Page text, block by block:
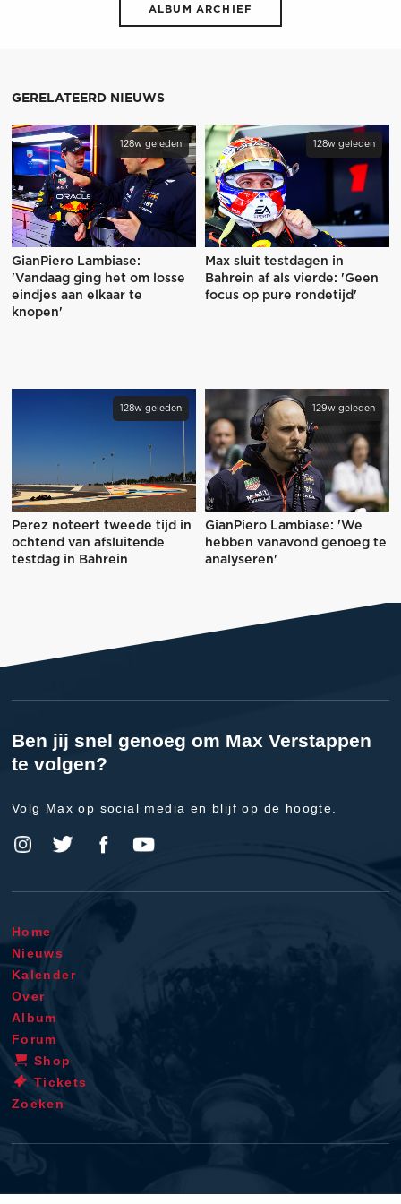
ALBUM ARCHIEF
GERELATEERD NIEUWS
128w geleden
GianPiero Lambiase:
'Vandaag ging het om losse
eindjes aan elkaar te
knopen'
128w geleden
Max sluit testdagen in
Bahrein af als vierde: 'Geen
focus op pure rondetijd'
128w geleden
Perez noteert tweede tijd in
ochtend van afsluitende
testdag in Bahrein
129w geleden
GianPiero Lambiase: 'We
hebben vanavond genoeg te
analyseren'
Ben jij snel genoeg om Max Verstappen
te volgen?
Volg Max op social media en blijf op de hoogte.
Home
Nieuws
Kalender
Over
Album
Forum
Shop
Tickets
Zoeken